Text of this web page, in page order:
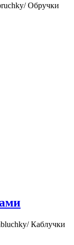
Обручки
Каблучки